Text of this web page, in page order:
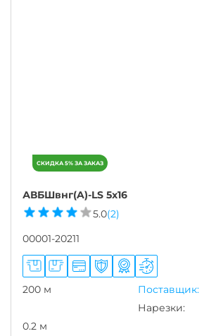
АВБШвнг(A)-LS 5х16
5.0(2)
00001-20211
200 м
Поставщик:
Нарезки:
0.2 м